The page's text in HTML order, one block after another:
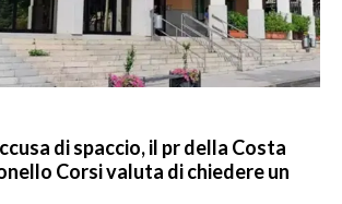
di spaccio, il pr della Costa
Corsi valuta di chiedere un